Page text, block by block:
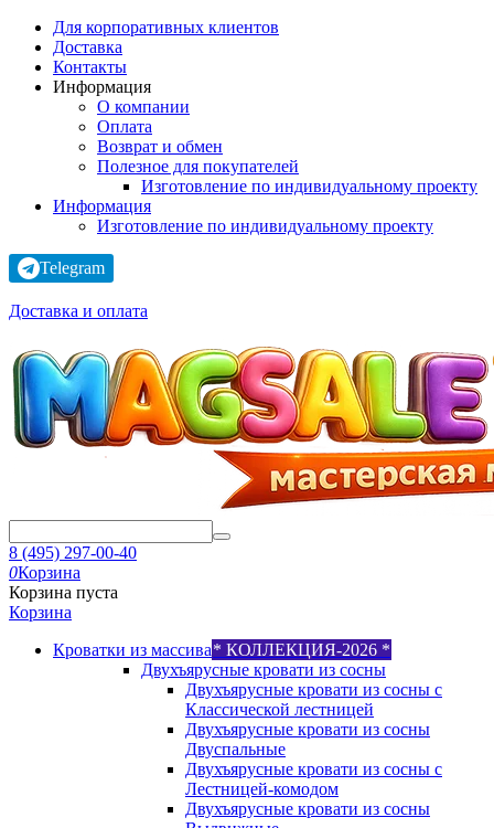
Для корпоративных клиентов
Доставка
Контакты
Информация
О компании
Оплата
Возврат и обмен
Полезное для покупателей
Изготовление по индивидуальному проекту
Информация
Изготовление по индивидуальному проекту
Telegram
Доставка и оплата
8 (495) 297-00-40
0Корзина
Корзина пуста
Корзина
Кроватки из массива* КОЛЛЕКЦИЯ-2026 *
Двухъярусные кровати из сосны
Двухъярусные кровати из сосны с
Классической лестницей
Двухъярусные кровати из сосны
Двуспальные
Двухъярусные кровати из сосны с
Лестницей-комодом
Двухъярусные кровати из сосны